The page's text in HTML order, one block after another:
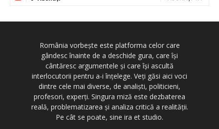
România vorbește este platforma celor care
gândesc înainte de a deschide gura, care își
cântăresc argumentele și care își ascultă
interlocutorii pentru a-i înțelege. Veți găsi aici voci
dintre cele mai diverse, de analiști, politicieni,
profesori, experți. Singura miză este dezbaterea
reală, problematizarea și analiza critică a realității.
Pe cât se poate, sine ira et studio.